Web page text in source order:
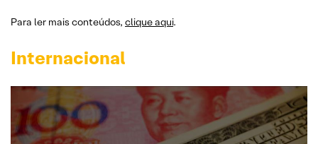
Para ler mais conteúdos, clique aqui.
Internacional